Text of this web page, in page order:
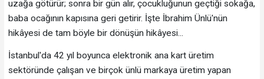
uzağa götürür; sonra bir gün alır, çocukluğunun geçtiği sokağa,
baba ocağının kapısına geri getirir. İşte İbrahim Ünlü'nün
hikâyesi de tam böyle bir dönüşün hikâyesi...
İstanbul'da 42 yıl boyunca elektronik ana kart üretim
sektöründe çalışan ve birçok ünlü markaya üretim yapan